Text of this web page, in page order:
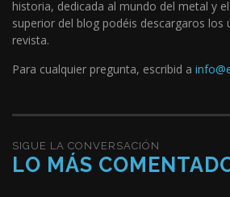
historia, dedicada al mundo del metal y
superior del blog podéis descargaros los
revista.
Para cualquier pregunta, escribid a
SIGUE LA CONVERSACIÓN
LO MÁS